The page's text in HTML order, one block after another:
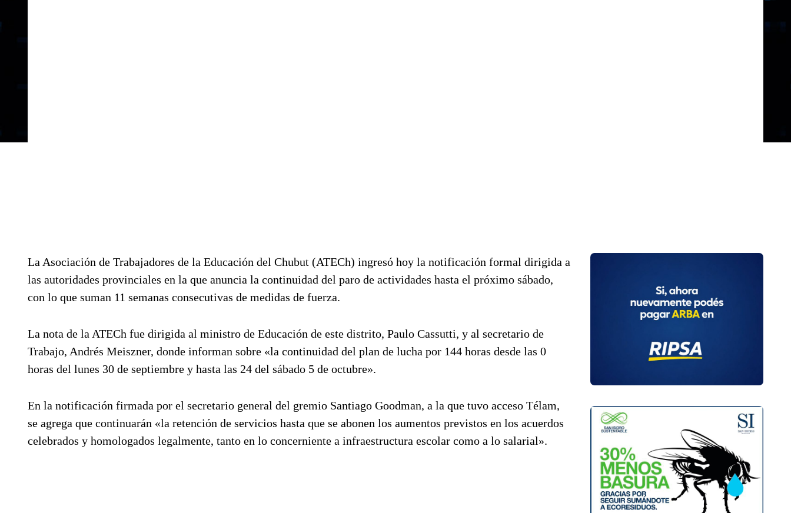
La Asociación de Trabajadores de la Educación del Chubut (ATECh) ingresó hoy la notificación formal dirigida a
las autoridades provinciales en la que anuncia la continuidad del paro de actividades hasta el próximo sábado,
con lo que suman 11 semanas consecutivas de medidas de fuerza.
La nota de la ATECh fue dirigida al ministro de Educación de este distrito, Paulo Cassutti, y al secretario de
Trabajo, Andrés Meiszner, donde informan sobre «la continuidad del plan de lucha por 144 horas desde las 0
horas del lunes 30 de septiembre y hasta las 24 del sábado 5 de octubre».
En la notificación firmada por el secretario general del gremio Santiago Goodman, a la que tuvo acceso Télam,
se agrega que continuarán «la retención de servicios hasta que se abonen los aumentos previstos en los acuerdos
celebrados y homologados legalmente, tanto en lo concerniente a infraestructura escolar como a lo salarial».